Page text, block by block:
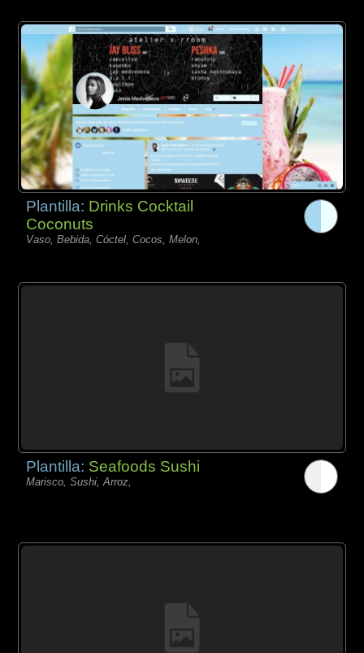
Plantilla: Drinks Cocktail
Coconuts
Vaso, Bebida, Cóctel, Cocos, Melon,
Plantilla: Seafoods Sushi
Marisco, Sushi, Arroz,